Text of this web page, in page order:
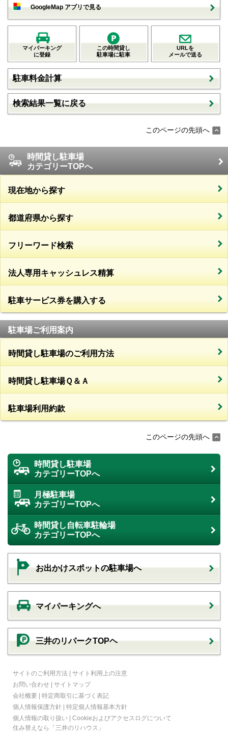
GoogleMap アプリで見る
マイパーキング
に登録
この時間貸し
駐車場に駐車
URLを
メールで送る
駐車料金計算
検索結果一覧に戻る
このページの先頭へ
時間貸し駐車場
カテゴリーTOPへ
現在地から探す
都道府県から探す
フリーワード検索
法人専用キャッシュレス精算
駐車サービス券を購入する
駐車場ご利用案内
時間貸し駐車場のご利用方法
時間貸し駐車場Ｑ＆Ａ
駐車場利用約款
このページの先頭へ
時間貸し駐車場
カテゴリーTOPへ
月極駐車場
カテゴリーTOPへ
時間貸し自転車駐輪場
カテゴリーTOPへ
お出かけスポットの駐車場へ
マイパーキングへ
三井のリパークTOPヘ
サイトのご利用方法 | サイト利用上の注意
お問い合わせ | サイトマップ
会社概要 | 特定商取引に基づく表記
個人情報保護方針 | 特定個人情報基本方針
個人情報の取り扱い | Cookieおよびアクセスログについて
住み替えなら
「三井のリハウス」